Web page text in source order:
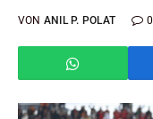
VON ANIL P. POLAT 0